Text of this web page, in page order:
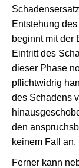
Entstehung
beginnt mit der
Eintritt des
dieser Phase
pflichtwidrig
des Schadens
den
keinem Fall an.
Ferner kann